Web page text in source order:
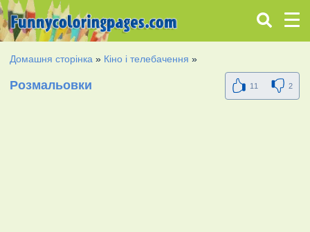
Домашня сторінка » Кіно і телебачення »
Розмальовки 11 2